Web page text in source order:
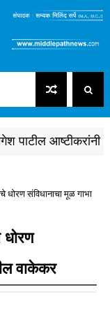
आष्टीकरांनी
धोरण संविधानाचा मूळ गाभा
धोरण
वाकेकर